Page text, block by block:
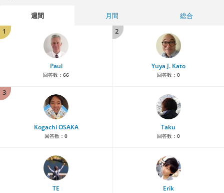
週間 月間
総合
1
Paul
回答数： 66
2
Yuya J. Kato
回答数： 0
3
Kogachi OSAKA
回答数： 0
Taku
回答数： 0
TE Erik